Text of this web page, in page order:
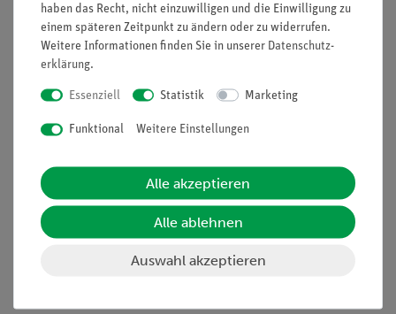
Versorgungsspannung: 100…220 V, Akku
Abmessung: 310 x 173 x 365 mm
Gewicht: 6 kg
Enthaltenes Zubehör: Ladegerät, Staubschutzhülle, Akku,
0,5X-C-Mount-Adapter
Media / Downloads
haben das Recht, nicht einzuwilligen und die Einwilligung zu
einem späteren Zeitpunkt zu ändern oder zu widerrufen.
Weitere Informationen finden Sie in unserer Daten­schutz­
erklärung.
Essenziell Statistik Marketing
Funktional Weitere Einstellungen
Alle akzeptieren
Alle ablehnen
Auswahl akzeptieren